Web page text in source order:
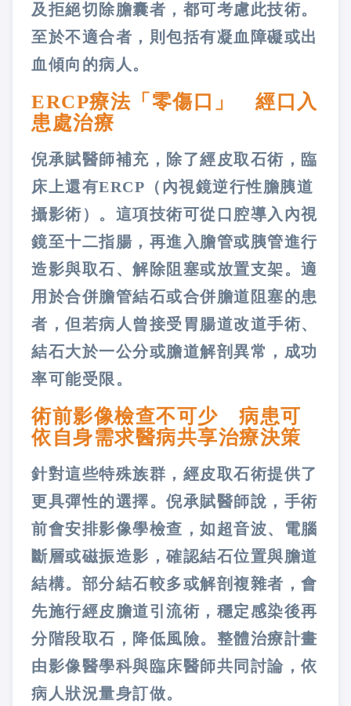
及拒絕切除膽囊者，都可考慮此技術。
至於不適合者，則包括有凝血障礙或出
血傾向的病人。
ERCP療法「零傷口」 經口入
患處治療
倪承賦醫師補充，除了經皮取石術，臨
床上還有ERCP（內視鏡逆行性膽胰道
攝影術）。這項技術可從口腔導入內視
鏡至十二指腸，再進入膽管或胰管進行
造影與取石、解除阻塞或放置支架。適
用於合併膽管結石或合併膽道阻塞的患
者，但若病人曾接受胃腸道改道手術、
結石大於一公分或膽道解剖異常，成功
率可能受限。
術前影像檢查不可少 病患可
依自身需求醫病共享治療決策
針對這些特殊族群，經皮取石術提供了
更具彈性的選擇。倪承賦醫師說，手術
前會安排影像學檢查，如超音波、電腦
斷層或磁振造影，確認結石位置與膽道
結構。部分結石較多或解剖複雜者，會
先施行經皮膽道引流術，穩定感染後再
分階段取石，降低風險。整體治療計畫
由影像醫學科與臨床醫師共同討論，依
病人狀況量身訂做。